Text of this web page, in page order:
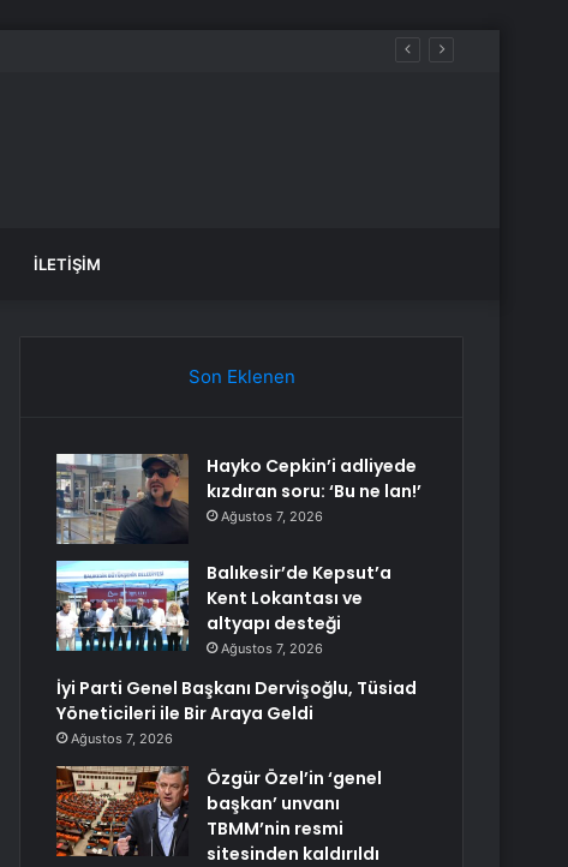
İLETIŞIM
Son Eklenen
Hayko Cepkin’i adliyede
kızdıran soru: ‘Bu ne lan!’
Ağustos 7, 2026
Balıkesir’de Kepsut’a
Kent Lokantası ve
altyapı desteği
Ağustos 7, 2026
İyi Parti Genel Başkanı Dervişoğlu, Tüsiad
Yöneticileri ile Bir Araya Geldi
Ağustos 7, 2026
Özgür Özel’in ‘genel
başkan’ unvanı
TBMM’nin resmi
sitesinden kaldırıldı